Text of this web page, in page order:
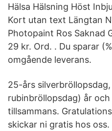
Hälsa Hälsning Höst
Kort utan text Längtan
Photopaint Ros Saknad
29 kr. Ord. . Du sparar
omgående leverans.
25-års
rubinbröllopsdag) år
tillsammans.
skickar ni gratis hos